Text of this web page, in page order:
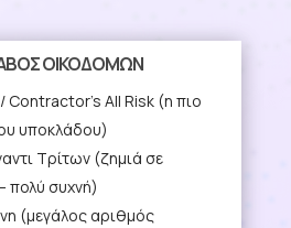
ΟΙΚΟΔΟΜΩΝ
All Risk (η πιο
υποκλάδου)
Τρίτων (ζημιά σε
πολύ συχνή)
(μεγάλος αριθμός